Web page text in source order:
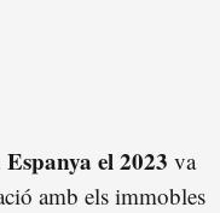
el 2023 va
amb els immobles